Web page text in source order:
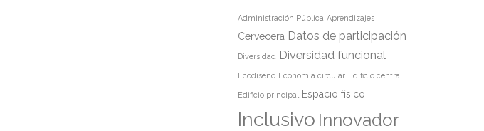
Administración Pública Aprendizajes
Cervecera Datos de participación
Diversidad Diversidad funcional
Ecodiseño Economía circular Edificio central
Edificio principal Espacio físico
Inclusivo Innovador